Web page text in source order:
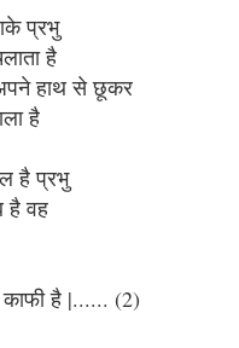
प्रभु
है
हाथ से छूकर
है
है प्रभु
है वह
काफी है |...... (2)